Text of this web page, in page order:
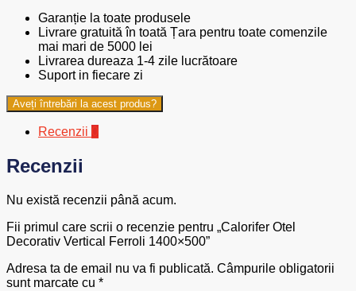
Garanție la toate produsele
Livrare gratuită în toată Țara pentru toate comenzile
mai mari de 5000 lei
Livrarea dureaza 1-4 zile lucrătoare
Suport in fiecare zi
Aveți întrebări la acest produs?
Recenzii
Recenzii
Nu există recenzii până acum.
Fii primul care scrii o recenzie pentru „Calorifer Otel
Decorativ Vertical Ferroli 1400×500”
Adresa ta de email nu va fi publicată. Câmpurile obligatorii
sunt marcate cu *